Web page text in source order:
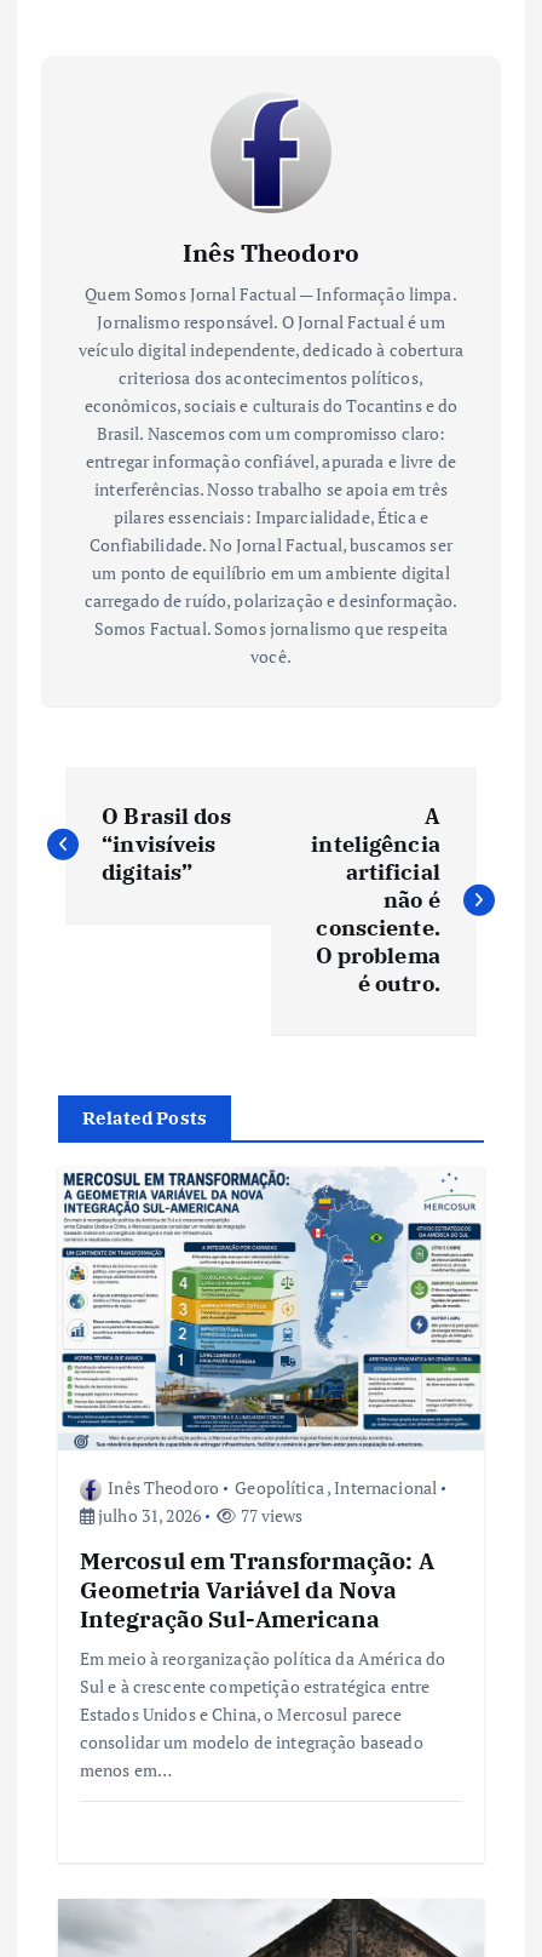
Inês Theodoro
Quem Somos Jornal Factual — Informação limpa.
Jornalismo responsável. O Jornal Factual é um
veículo digital independente, dedicado à cobertura
criteriosa dos acontecimentos políticos,
econômicos, sociais e culturais do Tocantins e do
Brasil. Nascemos com um compromisso claro:
entregar informação confiável, apurada e livre de
interferências. Nosso trabalho se apoia em três
pilares essenciais: Imparcialidade, Ética e
Confiabilidade. No Jornal Factual, buscamos ser
um ponto de equilíbrio em um ambiente digital
carregado de ruído, polarização e desinformação.
Somos Factual. Somos jornalismo que respeita
você.
a
a
ç
ã
o
d
e
P
O Brasil dos
“invisíveis
digitais”
A
inteligência
artificial
não é
consciente.
O problema
é outro.
Related Posts
Inês Theodoro Geopolítica,Internacional
julho 31, 2026
77 views
Mercosul em Transformação: A
Geometria Variável da Nova
Integração Sul-Americana
Em meio à reorganização política da América do
Sul e à crescente competição estratégica entre
Estados Unidos e China, o Mercosul parece
consolidar um modelo de integração baseado
menos em…